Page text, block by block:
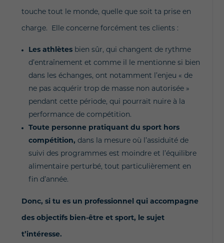
touche tout le monde, quelle que soit ta prise en
charge. Elle concerne forcément tes clients :
Les athlètes bien sûr, qui changent de rythme
d’entraînement et comme il le mentionne si bien
dans les échanges, ont notamment l’enjeu « de
ne pas acquérir trop de masse non autorisée »
pendant cette période, qui pourrait nuire à la
performance de compétition.
Toute personne pratiquant du sport hors
compétition, dans la mesure où l’assiduité de
suivi des programmes est moindre et l’équilibre
alimentaire perturbé, tout particulièrement en
fin d’année.
Donc, si tu es un professionnel qui accompagne
des objectifs bien-être et sport, le sujet
t’intéresse.